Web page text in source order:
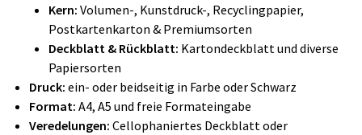
Kern: Volumen-, Kunstdruck-, Recyclingpapier,
Postkartenkarton & Premiumsorten
Deckblatt & Rückblatt: Kartondeckblatt und diverse
Papiersorten
Druck: ein- oder beidseitig in Farbe oder Schwarz
Format: A4, A5 und freie Formateingabe
Veredelungen: Cellophaniertes Deckblatt oder